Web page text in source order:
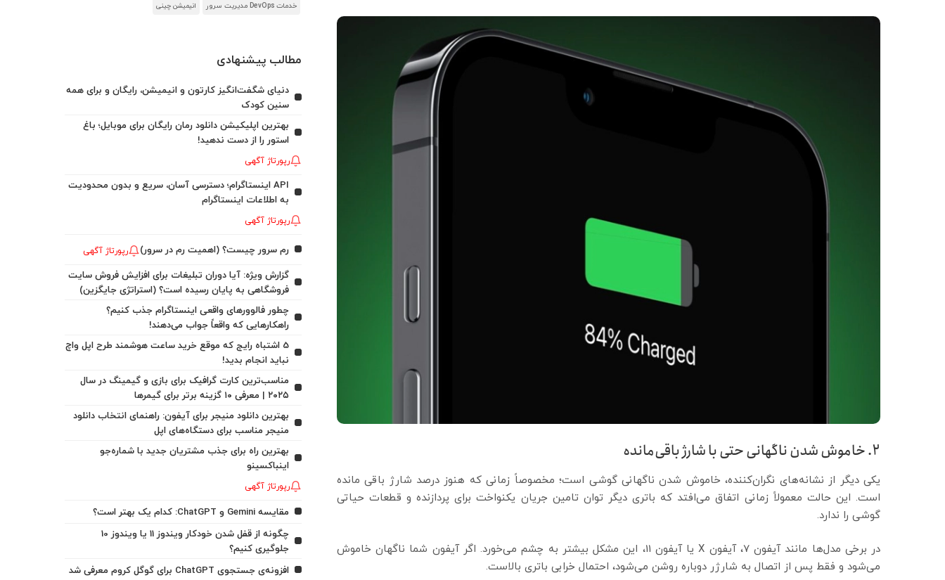
۲. خاموش شدن ناگهانی حتی با شارژ باقی‌مانده
یکی دیگر از نشانه‌های نگران‌کننده، خاموش شدن ناگهانی گوشی است؛ مخصوصاً زمانی که هنوز درصد شارژ باقی مانده
است. این حالت معمولاً زمانی اتفاق می‌افتد که باتری دیگر توان تامین جریان یکنواخت برای پردازنده و قطعات حیاتی
گوشی را ندارد.
در برخی مدل‌ها مانند آیفون 7، آیفون X یا آیفون 11، این مشکل بیشتر به چشم می‌خورد. اگر آیفون شما ناگهان خاموش
می‌شود و فقط پس از اتصال به شارژر دوباره روشن می‌شود، احتمال خرابی باتری بالاست.
خدمات DevOps مدیریت سرور انیمیشن چینی
مطالب پیشنهادی
دنیای شگفت‌انگیز کارتون و انیمیشن، رایگان و برای همه
سنین کودک
بهترین اپلیکیشن دانلود رمان رایگان برای موبایل؛ باغ
استور را از دست ندهید!
رپورتاژ آگهی
API اینستاگرام؛ دسترسی آسان، سریع و بدون محدودیت
به اطلاعات اینستاگرام
رپورتاژ آگهی
رم سرور چیست؟ (اهمیت رم در سرور) رپورتاژ آگهی
گزارش ویژه: آیا دوران تبلیغات برای افزایش فروش سایت
فروشگاهی به پایان رسیده است؟ (استراتژی جایگزین)
چطور فالوورهای واقعی اینستاگرام جذب کنیم؟
راهکارهایی که واقعاً جواب می‌دهند!
5 اشتباه رایج که موقع خرید ساعت هوشمند طرح اپل واچ
نباید انجام بدید!
مناسب‌ترین کارت گرافیک برای بازی و گیمینگ در سال
۲۰۲۵ | معرفی ۱۰ گزینه برتر برای گیمرها
بهترین دانلود منیجر برای آیفون: راهنمای انتخاب دانلود
منیجر مناسب برای دستگاه‌های اپل
بهترین راه برای جذب مشتریان جدید با شماره‌جو
اینباکسینو
رپورتاژ آگهی
مقایسه Gemini و ChatGPT: کدام یک بهتر است؟
چگونه از قفل شدن خودکار ویندوز 11 یا ویندوز 10
جلوگیری کنیم؟
افزونه‌ی جستجوی ChatGPT برای گوگل کروم معرفی شد